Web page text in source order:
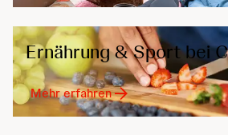
Ernährung & Sport bei
Mehr erfahren